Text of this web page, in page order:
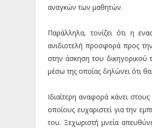
αναγκών των μαθητών.
Παράλληλα, τονίζει ότι η
ανιδιοτελή προσφορά προς
στην άσκηση του δικηγορικού
μέσω της οποίας δηλώνει ότι
Ιδιαίτερη αναφορά κάνει
οποίους ευχαριστεί για την
του. Ξεχωριστή μνεία